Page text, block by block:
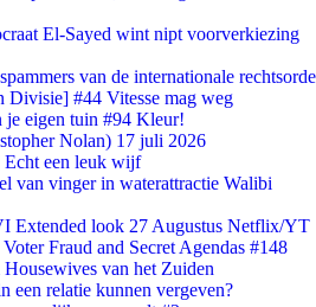
El-Sayed wint nipt voorverkiezing
van de internationale rechtsorde
Divisie] #44 Vitesse mag weg
je eigen tuin #94 Kleur!
Nolan) 17 juli 2026
een leuk wijf
van vinger in waterattractie Walibi
Extended look 27 Augustus Netflix/YT
Fraud and Secret Agendas #148
van het Zuiden
een relatie kunnen vergeven?